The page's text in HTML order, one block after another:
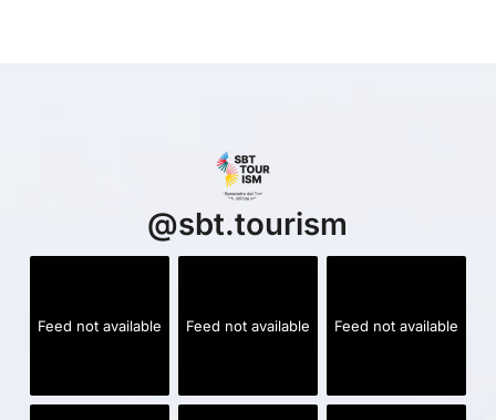
@sbt.tourism
Feed not available Feed not available Feed not available